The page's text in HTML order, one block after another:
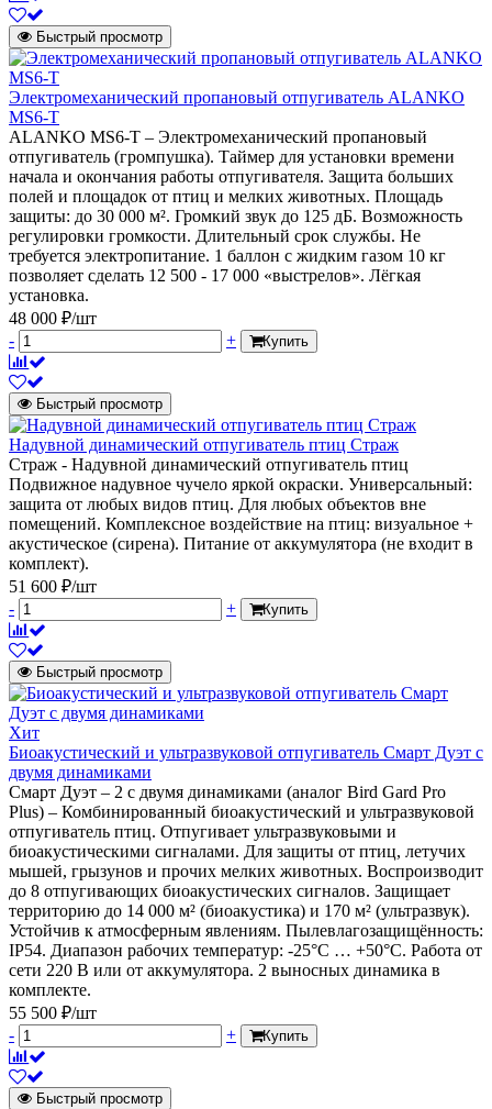
Быстрый просмотр
Электромеханический пропановый отпугиватель ALANKO
MS6-T
ALANKO MS6-T – Электромеханический пропановый
отпугиватель (громпушка). Таймер для установки времени
начала и окончания работы отпугивателя. Защита больших
полей и площадок от птиц и мелких животных. Площадь
защиты: до 30 000 м². Громкий звук до 125 дБ. Возможность
регулировки громкости. Длительный срок службы. Не
требуется электропитание. 1 баллон с жидким газом 10 кг
позволяет сделать 12 500 - 17 000 «выстрелов». Лёгкая
установка.
48 000 ₽/шт
-
+ Купить
Быстрый просмотр
Надувной динамический отпугиватель птиц Страж
Страж - Надувной динамический отпугиватель птиц
Подвижное надувное чучело яркой окраски. Универсальный:
защита от любых видов птиц. Для любых объектов вне
помещений. Комплексное воздействие на птиц: визуальное +
акустическое (сирена). Питание от аккумулятора (не входит в
комплект).
51 600 ₽/шт
-
+ Купить
Быстрый просмотр
Хит
Биоакустический и ультразвуковой отпугиватель Смарт Дуэт с
двумя динамиками
Смарт Дуэт – 2 с двумя динамиками (аналог Bird Gard Pro
Plus) – Комбинированный биоакустический и ультразвуковой
отпугиватель птиц. Отпугивает ультразвуковыми и
биоакустическими сигналами. Для защиты от птиц, летучих
мышей, грызунов и прочих мелких животных. Воспроизводит
до 8 отпугивающих биоакустических сигналов. Защищает
территорию до 14 000 м² (биоакустика) и 170 м² (ультразвук).
Устойчив к атмосферным явлениям. Пылевлагозащищённость:
IP54. Диапазон рабочих температур: -25°C … +50°C. Работа от
сети 220 В или от аккумулятора. 2 выносных динамика в
комплекте.
55 500 ₽/шт
-
+ Купить
Быстрый просмотр